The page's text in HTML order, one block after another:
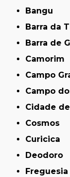
Bangu
Barra da
Barra de
Camorim
Campo
Campo
Cidade
Cosmos
Curicica
Deodoro